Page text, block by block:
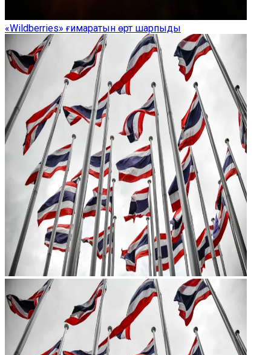
«Wildberries» ғимаратын өрт шарпыды